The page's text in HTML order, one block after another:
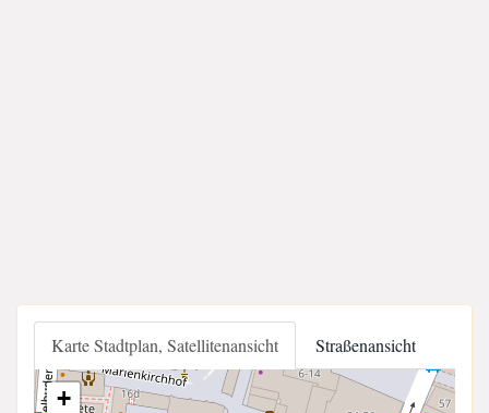
Karte Stadtplan, Satellitenansicht Straßenansicht
+